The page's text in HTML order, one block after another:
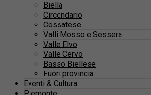
Biella
Circondario
Cossatese
Valli Mosso e Sessera
Valle Elvo
Valle Cervo
Basso Biellese
Fuori provincia
Eventi & Cultura